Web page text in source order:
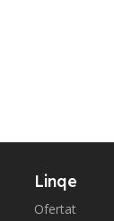
Linqe
Ofertat